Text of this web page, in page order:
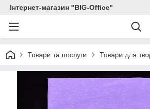
Інтернет-магазин "BIG-Office"
Товари та послуги Товари для